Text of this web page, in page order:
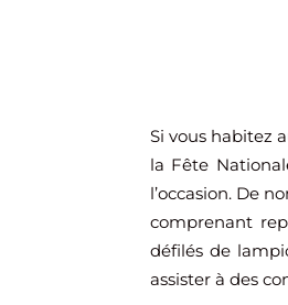
Si vous habitez
la Fête
l’occasion. De
comprenant
défilés de
assister à des